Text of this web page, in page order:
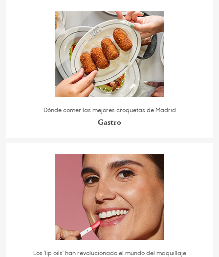
Dónde comer las mejores croquetas de Madrid
Gastro
Los ‘lip oils’ han revolucionado el mundo del maquillaje